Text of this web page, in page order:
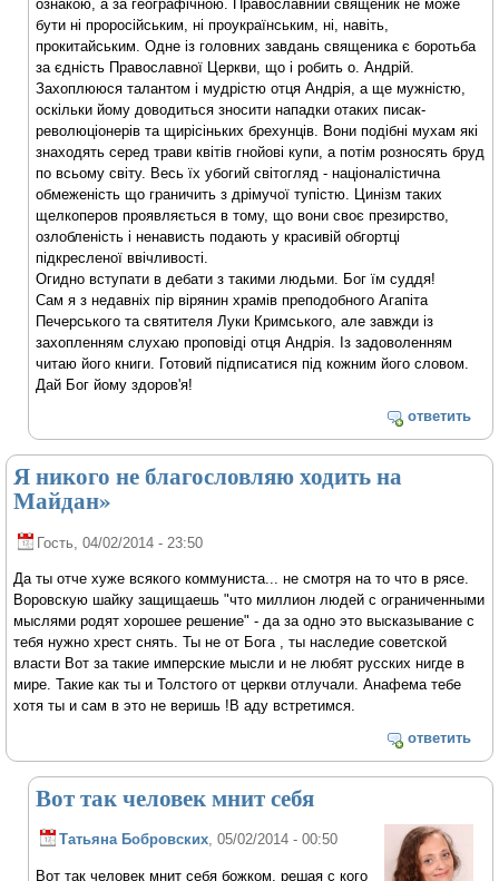
ознакою, а за географічною. Православний священик не може
бути ні проросійським, ні проукраїнським, ні, навіть,
прокитайським. Одне із головних завдань священика є боротьба
за єдність Православної Церкви, що і робить о. Андрій.
Захоплююся талантом і мудрістю отця Андрія, а ще мужністю,
оскільки йому доводиться зносити нападки отаких писак-
революціонерів та щирісіньких брехунців. Вони подібні мухам які
знаходять серед трави квітів гнойові купи, а потім розносять бруд
по всьому світу. Весь їх убогий світогляд - націоналістична
обмеженість що граничить з дрімучої тупістю. Цинізм таких
щелкоперов проявляється в тому, що вони своє презирство,
озлобленість і ненависть подають у красивій обгортці
підкресленої ввічливості.
Огидно вступати в дебати з такими людьми. Бог їм суддя!
Сам я з недавніх пір вірянин храмів преподобного Агапіта
Печерського та святителя Луки Кримського, але завжди із
захопленням слухаю проповіді отця Андрія. Із задоволенням
читаю його книги. Готовий підписатися під кожним його словом.
Дай Бог йому здоров'я!
ответить
Я никого не благословляю ходить на
Майдан»
Гость , 04/02/2014 - 23:50
Да ты отче хуже всякого коммуниста... не смотря на то что в рясе.
Воровскую шайку защищаешь "что миллион людей с ограниченными
мыслями родят хорошее решение" - да за одно это высказывание с
тебя нужно хрест снять. Ты не от Бога , ты наследие советской
власти Вот за такие имперские мысли и не любят русских нигде в
мире. Такие как ты и Толстого от церкви отлучали. Анафема тебе
хотя ты и сам в это не веришь !В аду встретимся.
ответить
Вот так человек мнит себя
Татьяна Бобровских, 05/02/2014 - 00:50
Вот так человек мнит себя божком, решая с кого